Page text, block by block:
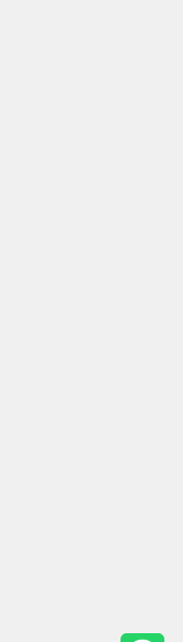
B室
室
6樓B室及14樓B1室
大廈9樓
室
廈3樓B室
4&6室
15樓B室
CD室
3樓A室
C室
A室
座19樓
廈2樓D室
D座5樓及7樓, C座7樓
及8樓B室
5樓